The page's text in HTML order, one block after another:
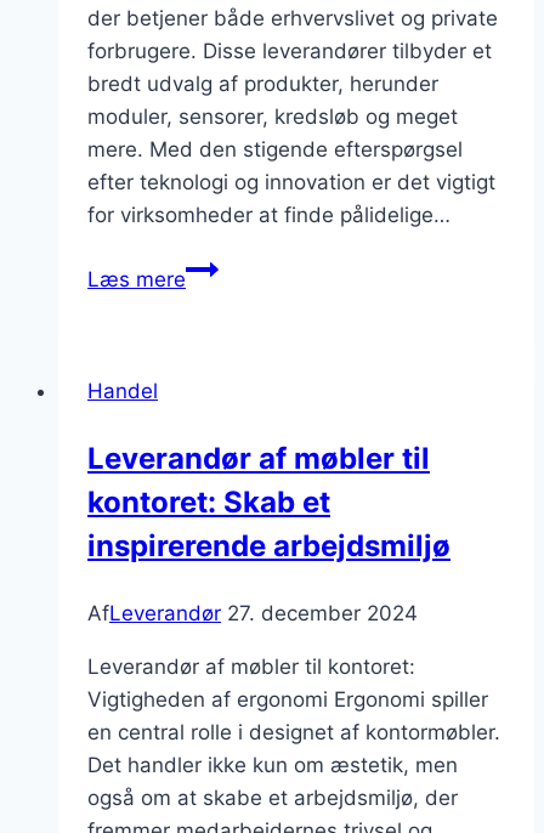
der betjener både erhvervslivet og private
forbrugere. Disse leverandører tilbyder et
bredt udvalg af produkter, herunder
moduler, sensorer, kredsløb og meget
mere. Med den stigende efterspørgsel
efter teknologi og innovation er det vigtigt
for virksomheder at finde pålidelige…
Læs mereLeverandør
Handel
Leverandør af møbler til
kontoret: Skab et
inspirerende arbejdsmiljø
AfLeverandør 27. december 2024
Leverandør af møbler til kontoret:
Vigtigheden af ergonomi Ergonomi spiller
en central rolle i designet af kontormøbler.
Det handler ikke kun om æstetik, men
også om at skabe et arbejdsmiljø, der